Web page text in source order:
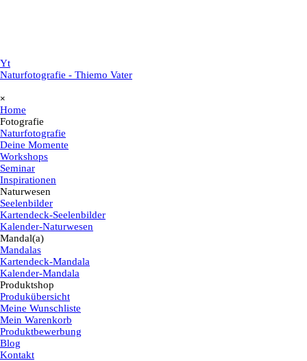
Yt
Naturfotografie - Thiemo Vater
×
Home
Fotografie
Naturfotografie
Deine Momente
Workshops
Seminar
Inspirationen
Naturwesen
Seelenbilder
Kartendeck-Seelenbilder
Kalender-Naturwesen
Mandal(a)
Mandalas
Kartendeck-Mandala
Kalender-Mandala
Produktshop
Produkübersicht
Meine Wunschliste
Mein Warenkorb
Produktbewerbung
Blog
Kontakt